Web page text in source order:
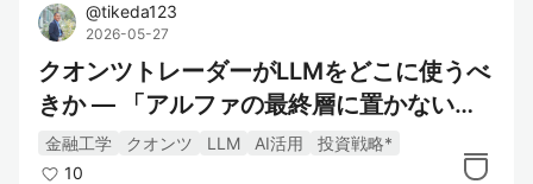
@tikeda123
2026-05-27
クオンツトレーダーがLLMをどこに使うべ
きか — 「アルファの最終層に置かない」
設計入門
金融工学 クオンツ LLM AI活用
投資戦略*
10